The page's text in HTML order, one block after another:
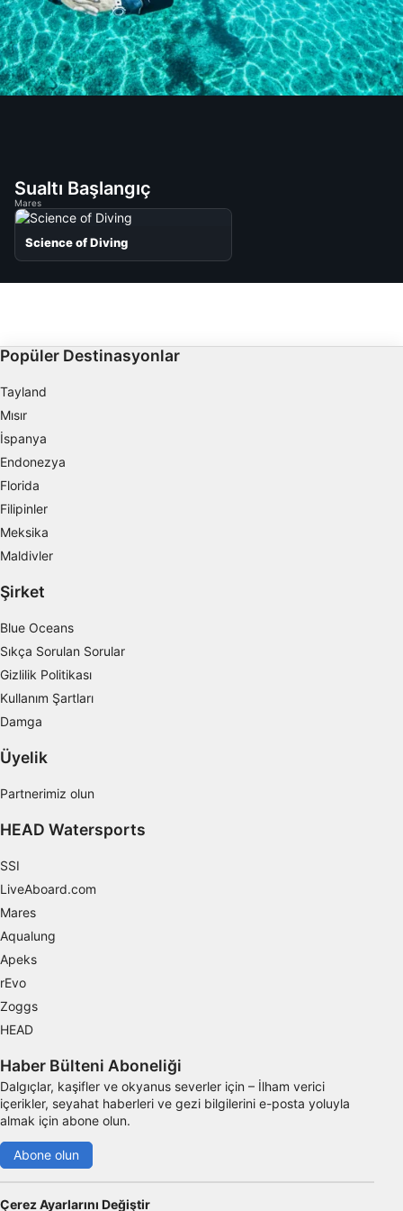
Sualtı Başlangıç
Mares
Science of Diving
Popüler Destinasyonlar
Tayland
Mısır
İspanya
Endonezya
Florida
Filipinler
Meksika
Maldivler
Şirket
Blue Oceans
Sıkça Sorulan Sorular
Gizlilik Politikası
Kullanım Şartları
Damga
Üyelik
Partnerimiz olun
HEAD Watersports
SSI
LiveAboard.com
Mares
Aqualung
Apeks
rEvo
Zoggs
HEAD
Haber Bülteni Aboneliği
Dalgıçlar, kaşifler ve okyanus severler için – İlham verici
içerikler, seyahat haberleri ve gezi bilgilerini e-posta yoluyla
almak için abone olun.
Abone olun
Çerez Ayarlarını Değiştir